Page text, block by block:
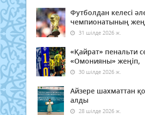
Футболдан келесі
чемпионатының
31 шілде 2026 ж.
«Қайрат» пенальти
«Омонияны» жеңіп,
30 шілде 2026 ж.
Айзере шахматтан
алды
28 шілде 2026 ж.